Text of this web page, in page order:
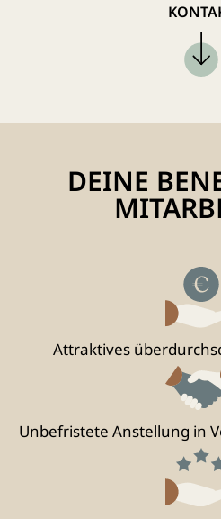
DEINE
Attraktives
Unbefristete Anstellung in